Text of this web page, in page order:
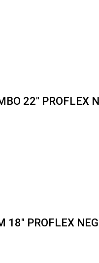
22″ PROFLEX
18″ PROFLEX